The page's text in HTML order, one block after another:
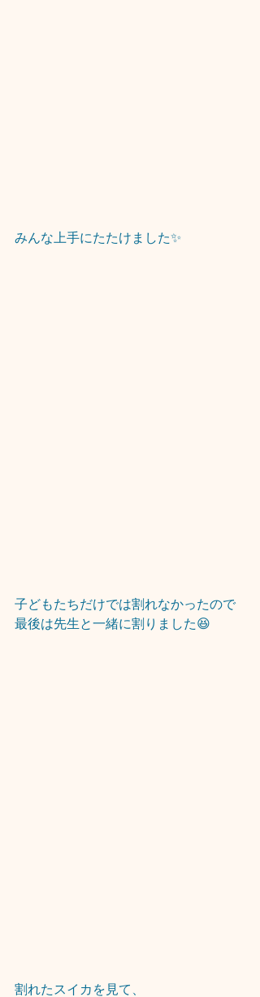
みんな上手にたたけました✨
子どもたちだけでは割れなかったので
最後は先生と一緒に割りました😆
割れたスイカを見て、